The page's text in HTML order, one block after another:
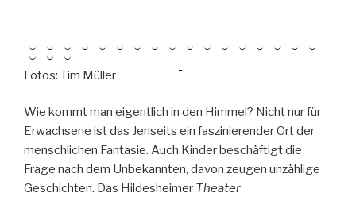
Fotos: Tim Müller
Wie kommt man eigentlich in den Himmel? Nicht nur für
Erwachsene ist das Jenseits ein faszinierender Ort der
menschlichen Fantasie. Auch Kinder beschäftigt die
Frage nach dem Unbekannten, davon zeugen unzählige
Geschichten. Das Hildesheimer Theater